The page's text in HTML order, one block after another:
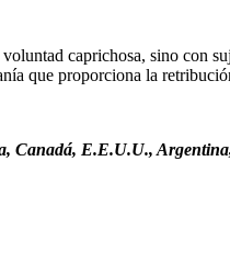
caprichosa, sino con
que proporciona la
Canadá, E.E.U.U.,